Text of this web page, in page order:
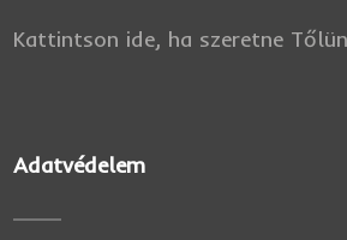
Kattintson ide, ha szeretne
Adatvédelem